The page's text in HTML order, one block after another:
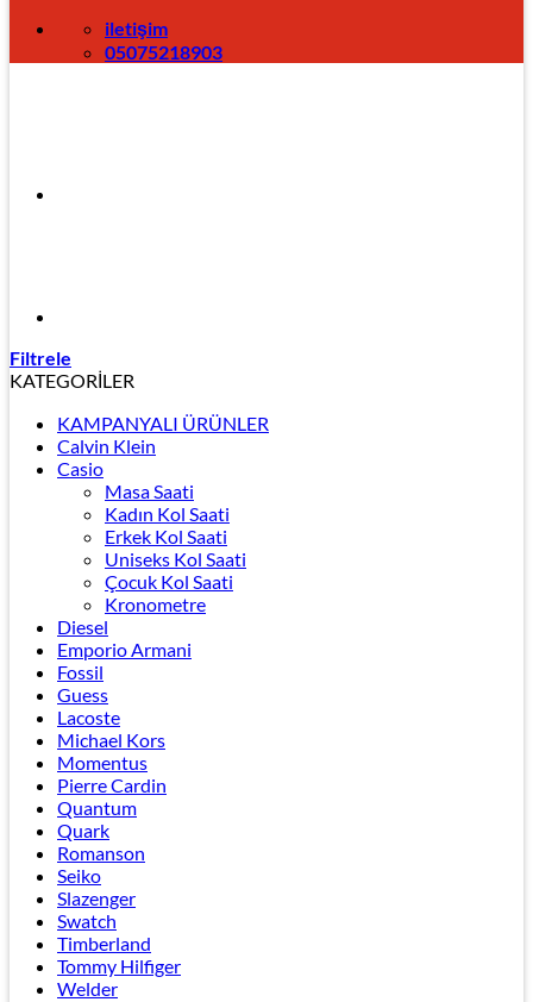
iletişim
05075218903
Filtrele
KATEGORİLER
KAMPANYALI ÜRÜNLER
Calvin Klein
Casio
Masa Saati
Kadın Kol Saati
Erkek Kol Saati
Uniseks Kol Saati
Çocuk Kol Saati
Kronometre
Diesel
Emporio Armani
Fossil
Guess
Lacoste
Michael Kors
Momentus
Pierre Cardin
Quantum
Quark
Romanson
Seiko
Slazenger
Swatch
Timberland
Tommy Hilfiger
Welder